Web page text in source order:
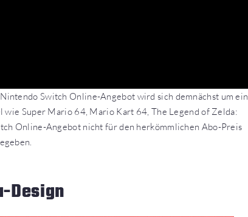
Switch Online-Angebot wird sich demnächst um ein
Super Mario 64, Mario Kart 64, The Legend of Zelda:
Online-Angebot nicht für den herkömmlichen Abo-Preis
Design